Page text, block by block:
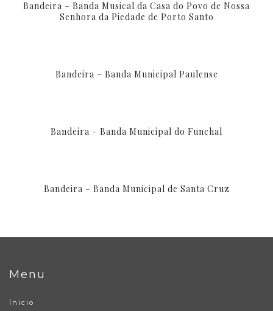
Bandeira – Banda Musical da Casa do Povo de Nossa
Senhora da Piedade de Porto Santo
Bandeira – Banda Municipal Paulense
Bandeira – Banda Municipal do Funchal
Bandeira – Banda Municipal de Santa Cruz
Menu
Ínicio